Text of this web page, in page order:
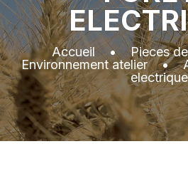
Accueil•Pieces
Environnement atelier•
electrique